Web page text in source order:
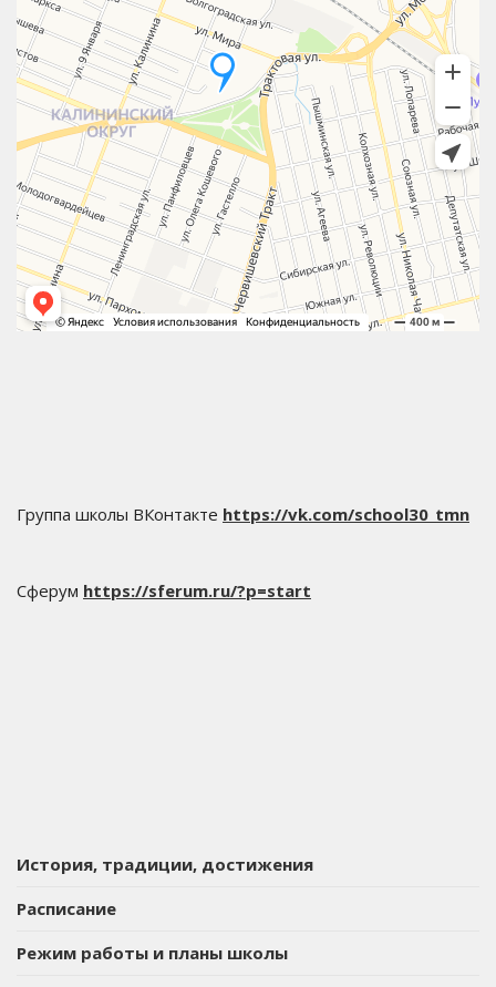
Группа школы ВКонтакте https://vk.com/school30_tmn
Сферум https://sferum.ru/?p=start
История, традиции, достижения
Расписание
Режим работы и планы школы